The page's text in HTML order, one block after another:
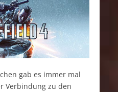
gab es immer mal
Verbindung zu den